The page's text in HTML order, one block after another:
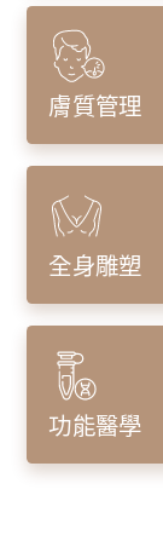
膚質管理
全身雕塑
功能醫學